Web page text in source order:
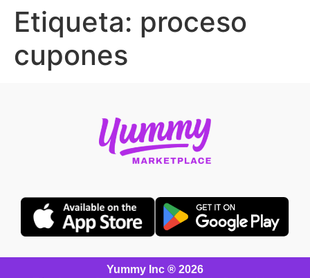
Etiqueta: proceso
cupones
Yummy Inc ® 2026